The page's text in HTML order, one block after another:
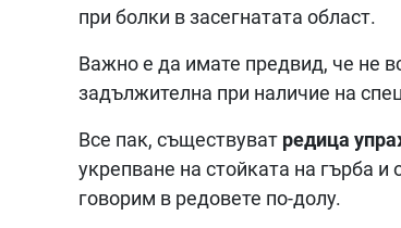
при болки в засегнатата област.
Важно е да имате предвид, че не
задължителна при наличие на
Все пак, съществуват редица
укрепване на стойката на гърба
говорим в редовете по-долу.